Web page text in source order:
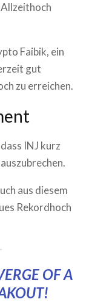
Allzeithoch
Faibik, ein
gut
zu erreichen.
dass INJ kurz
aus diesem
Rekordhoch
OF A